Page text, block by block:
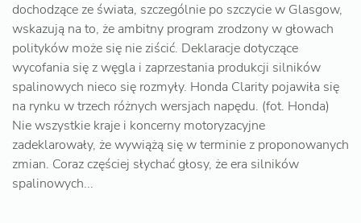
dochodzące ze świata, szczególnie po szczycie w Glasgow,
wskazują na to, że ambitny program zrodzony w głowach
polityków może się nie ziścić. Deklaracje dotyczące
wycofania się z węgla i zaprzestania produkcji silników
spalinowych nieco się rozmyły. Honda Clarity pojawiła się
na rynku w trzech różnych wersjach napędu. (fot. Honda)
Nie wszystkie kraje i koncerny motoryzacyjne
zadeklarowały, że wywiążą się w terminie z proponowanych
zmian. Coraz częściej słychać głosy, że era silników
spalinowych...